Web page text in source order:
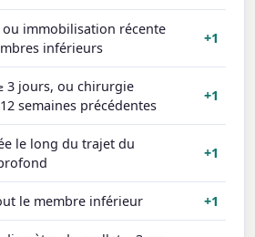
ou immobilisation récente
inférieurs
+1
3 jours, ou chirurgie
semaines précédentes
+1
le long du trajet du
+1
le membre inférieur +1